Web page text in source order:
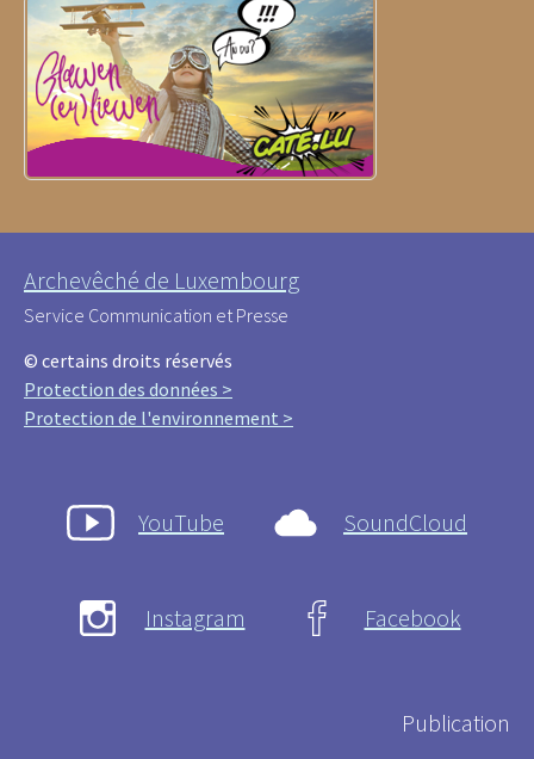
Archevêché de Luxembourg
Service Communication et Presse
© certains droits réservés
Protection des données >
Protection de l'environnement >
YouTube SoundCloud
Instagram Facebook
Publication